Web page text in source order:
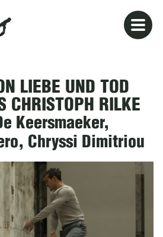
LIEBE UND TOD
CHRISTOPH RILKE
Keersmaeker,
Chryssi Dimitriou